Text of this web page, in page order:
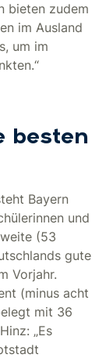
bieten zudem
im Ausland
um im
besten
Bayern
und
(53
gute
Vorjahr.
(minus acht
mit 36
„Es